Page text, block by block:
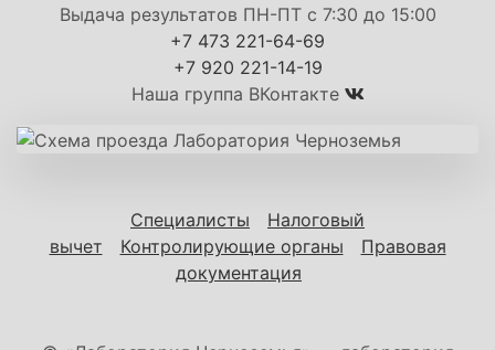
Выдача результатов ПН-ПТ с 7:30 до 15:00
+7 473 221-64-69
+7 920 221-14-19
Наша группа ВКонтакте
Специалисты
Налоговый
вычет
Контролирующие органы
Правовая
документация